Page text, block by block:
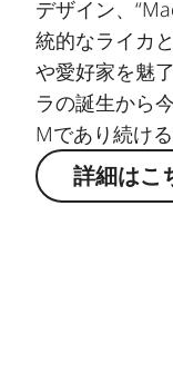
デザイン、
統的なライカ
や愛好家を魅
ラの誕生から
Mであり続ける
詳細はこ